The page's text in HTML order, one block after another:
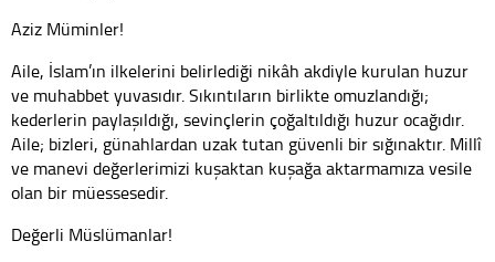
Aziz Müminler!
Aile, İslam’ın ilkelerini belirlediği nikâh akdiyle kurulan huzur
ve muhabbet yuvasıdır. Sıkıntıların birlikte omuzlandığı;
kederlerin paylaşıldığı, sevinçlerin çoğaltıldığı huzur ocağıdır.
Aile; bizleri, günahlardan uzak tutan güvenli bir sığınaktır. Millî
ve manevi değerlerimizi kuşaktan kuşağa aktarmamıza vesile
olan bir müessesedir.
Değerli Müslümanlar!